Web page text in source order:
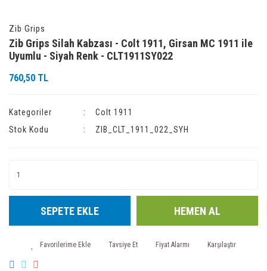
Zib Grips
Zib Grips Silah Kabzası - Colt 1911, Girsan MC 1911 ile
Uyumlu - Siyah Renk - CLT1911SY022
760,50 TL
Kategoriler
Colt 1911
Stok Kodu
ZIB_CLT_1911_022_SYH
SEPETE EKLE HEMEN AL
Tavsiye Et Fiyat Alarmı Karşılaştır